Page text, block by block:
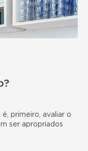
primeiro, avaliar o
ser apropriados